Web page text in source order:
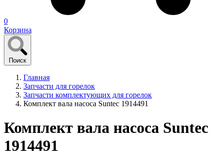
0
Корзина
Поиск
Главная
Запчасти для горелок
Запчасти комплектующих для горелок
Комплект вала насоса Suntec 1914491
Комплект вала насоса Suntec
1914491